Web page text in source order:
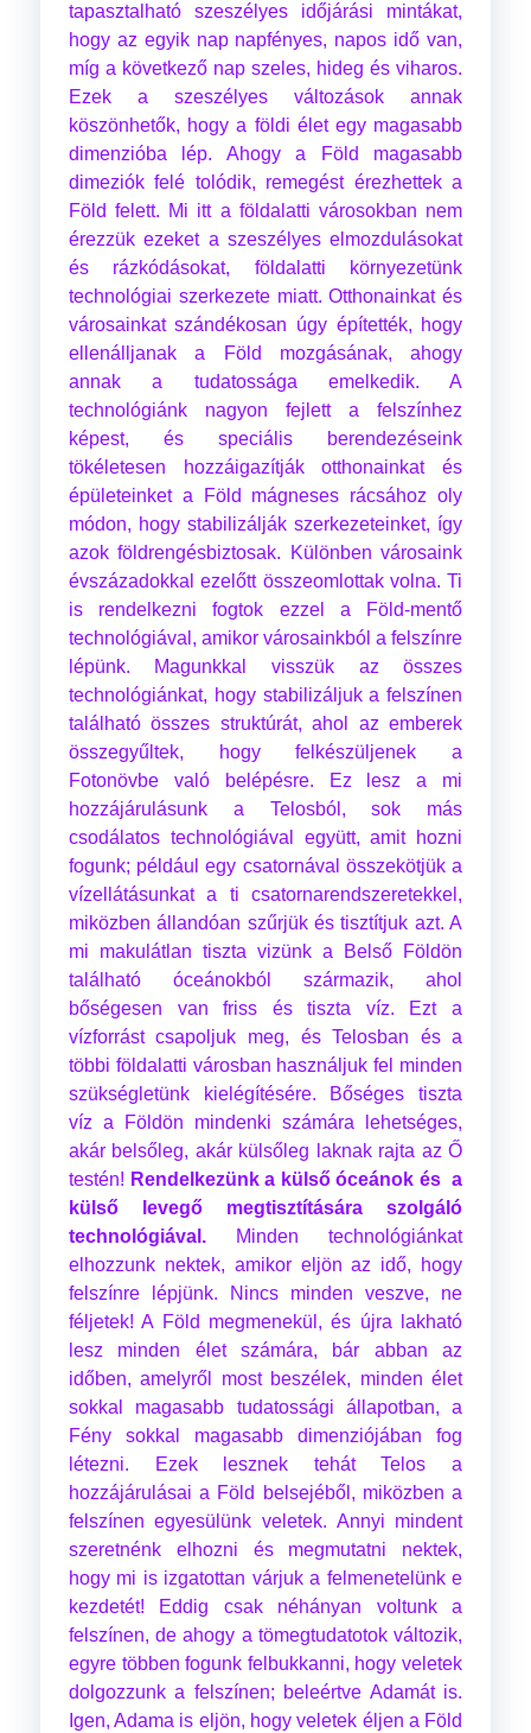
tapasztalható szeszélyes időjárási mintákat,
hogy az egyik nap napfényes, napos idő van,
míg a következő nap szeles, hideg és viharos.
Ezek a szeszélyes változások annak
köszönhetők, hogy a földi élet egy magasabb
dimenzióba lép. Ahogy a Föld magasabb
dimeziók felé tolódik, remegést érezhettek a
Föld felett. Mi itt a földalatti városokban nem
érezzük ezeket a szeszélyes elmozdulásokat
és rázkódásokat, földalatti környezetünk
technológiai szerkezete miatt. Otthonainkat és
városainkat szándékosan úgy építették, hogy
ellenálljanak a Föld mozgásának, ahogy
annak a tudatossága emelkedik. A
technológiánk nagyon fejlett a felszínhez
képest, és speciális berendezéseink
tökéletesen hozzáigazítják otthonainkat és
épületeinket a Föld mágneses rácsához oly
módon, hogy stabilizálják szerkezeteinket, így
azok földrengésbiztosak. Különben városaink
évszázadokkal ezelőtt összeomlottak volna. Ti
is rendelkezni fogtok ezzel a Föld-mentő
technológiával, amikor városainkból a felszínre
lépünk. Magunkkal visszük az összes
technológiánkat, hogy stabilizáljuk a felszínen
található összes struktúrát, ahol az emberek
összegyűltek, hogy felkészüljenek a
Fotonövbe való belépésre. Ez lesz a mi
hozzájárulásunk a Telosból, sok más
csodálatos technológiával együtt, amit hozni
fogunk; például egy csatornával összekötjük a
vízellátásunkat a ti csatornarendszeretekkel,
miközben állandóan szűrjük és tisztítjuk azt. A
mi makulátlan tiszta vizünk a Belső Földön
található óceánokból származik, ahol
bőségesen van friss és tiszta víz. Ezt a
vízforrást csapoljuk meg, és Telosban és a
többi földalatti városban használjuk fel minden
szükségletünk kielégítésére. Bőséges tiszta
víz a Földön mindenki számára lehetséges,
akár belsőleg, akár külsőleg laknak rajta az Ő
testén! Rendelkezünk a külső óceánok és a
külső levegő megtisztítására szolgáló
technológiával.Minden technológiánkat
elhozzunk nektek, amikor eljön az idő, hogy
felszínre lépjünk. Nincs minden veszve, ne
féljetek! A Föld megmenekül, és újra lakható
lesz minden élet számára, bár abban az
időben, amelyről most beszélek, minden élet
sokkal magasabb tudatossági állapotban, a
Fény sokkal magasabb dimenziójában fog
létezni. Ezek lesznek tehát Telos a
hozzájárulásai a Föld belsejéből, miközben a
felszínen egyesülünk veletek. Annyi mindent
szeretnénk elhozni és megmutatni nektek,
hogy mi is izgatottan várjuk a felmenetelünk e
kezdetét! Eddig csak néhányan voltunk a
felszínen, de ahogy a tömegtudatotok változik,
egyre többen fogunk felbukkanni, hogy veletek
dolgozzunk a felszínen; beleértve Adamát is.
Igen, Adama is eljön, hogy veletek éljen a Föld